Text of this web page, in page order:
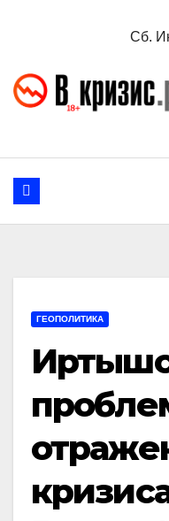
Сб.
ГЕОПОЛИТИКА